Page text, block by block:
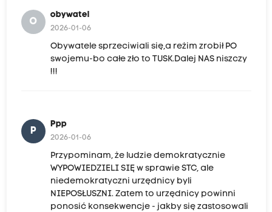
O
obywatel
2026-01-06
Obywatele sprzeciwiali się,a reżim zrobił PO
swojemu-bo całe zło to TUSK.Dalej NAS niszczy
!!!
P
Ppp
2026-01-06
Przypominam, że ludzie demokratycznie
WYPOWIEDZIELI SIĘ w sprawie STC, ale
niedemokratyczni urzędnicy byli
NIEPOSŁUSZNI. Zatem to urzędnicy powinni
ponosić konsekwencje - jakby się zastosowali